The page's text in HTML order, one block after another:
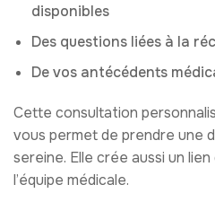
disponibles
Des questions liées à la
De vos antécédents
Cette consultation
vous permet de prendre une
sereine. Elle crée aussi un
l’équipe médicale.